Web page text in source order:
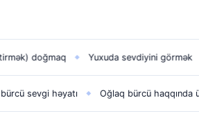
◆ Yuxuda sevdiyini görmək ◆
həyatı ◆ Oğlaq bürcü haqqında ümumi